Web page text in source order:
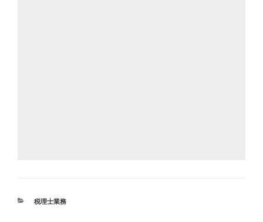
カ
税理士業務